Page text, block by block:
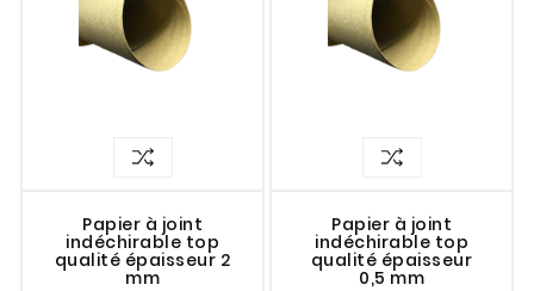
Papier à joint
indéchirable top
qualité épaisseur 2
mm
Papier à joint
indéchirable top
qualité épaisseur
0,5 mm